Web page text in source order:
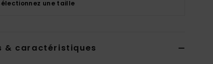
une taille
& caractéristiques